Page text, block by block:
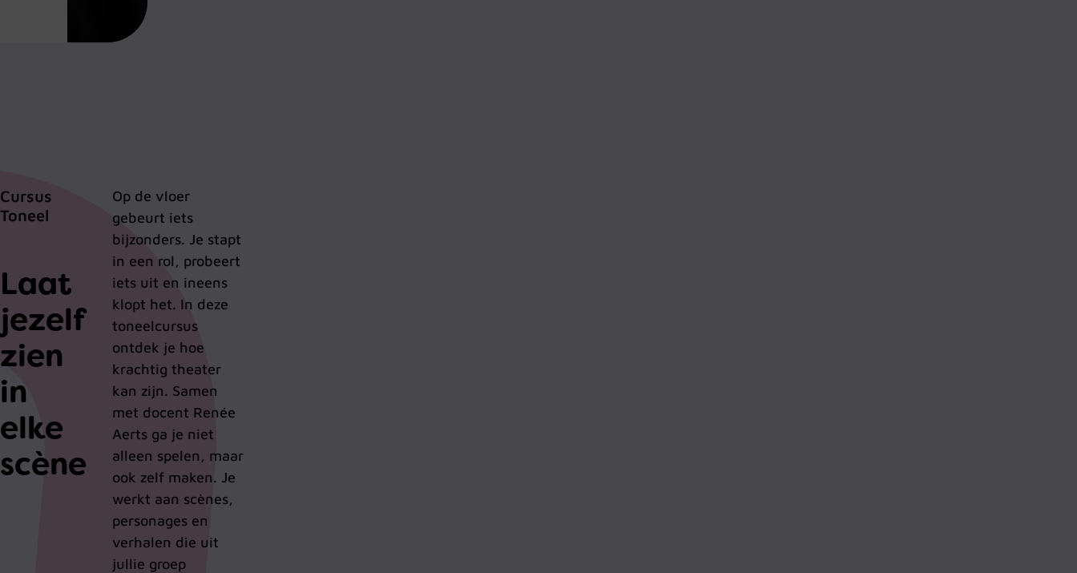
Laat
jezelf
zien
in
elke
scène
Cursus
Toneel
Op de vloer
gebeurt iets
bijzonders. Je stapt
in een rol, probeert
iets uit en ineens
klopt het. In deze
toneelcursus
ontdek je hoe
krachtig theater
kan zijn. Samen
met docent Renée
Aerts ga je niet
alleen spelen, maar
ook zelf maken. Je
werkt aan scènes,
personages en
verhalen die uit
jullie groep